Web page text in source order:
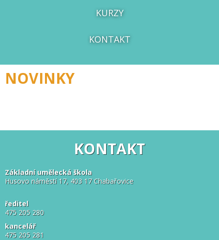
KURZY
KONTAKT
NOVINKY
KONTAKT
Základní umělecká škola
Husovo náměstí 17, 403 17 Chabařovice
ředitel
475 205 280
kancelář
475 205 281